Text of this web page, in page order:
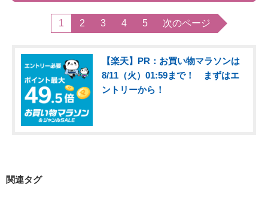
1 2 3 4 5 次のページ
【楽天】PR：お買い物マラソンは
8/11（火）01:59まで！ まずはエ
ントリーから！
関連タグ